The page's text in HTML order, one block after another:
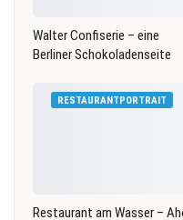
Walter Confiserie – eine
Berliner Schokoladenseite
RESTAURANTPORTRAIT
Restaurant am Wasser –